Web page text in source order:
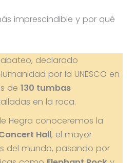
imprescindible y por qué
declarado
por la UNESCO en
de 130 tumbas
en la roca.
Hegra conoceremos la
Hall, el mayor
del mundo, pasando por